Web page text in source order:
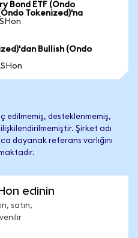
Bond ETF (Ondo
Tokenized)'na
Bullish (Ondo
edilmemiş, desteklenmemiş,
Şirket adı
dayanak referans varlığını
edinin
satın,